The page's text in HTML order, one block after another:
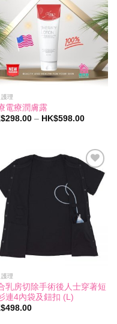
wishlist
理
電療潤膚露
298.00 – HK$598.00價
到
wishlist
理
乳房切除手術後人士穿著短
連4內袋及鈕扣 (L)
498.00